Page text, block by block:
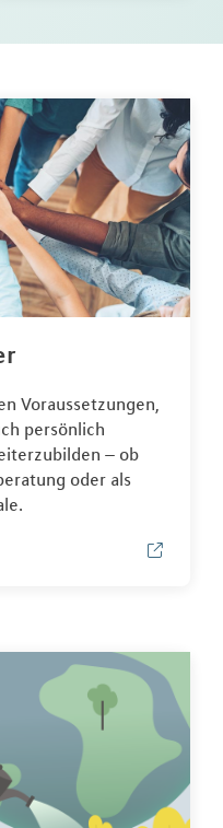
Voraussetzungen,
persönlich
– ob
oder als